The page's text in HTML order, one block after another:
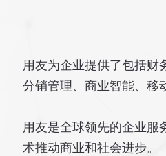
用友为企业提供了包括
分销管理、商业智能、移
用友是全球领先的企业
术推动商业和社会进步。